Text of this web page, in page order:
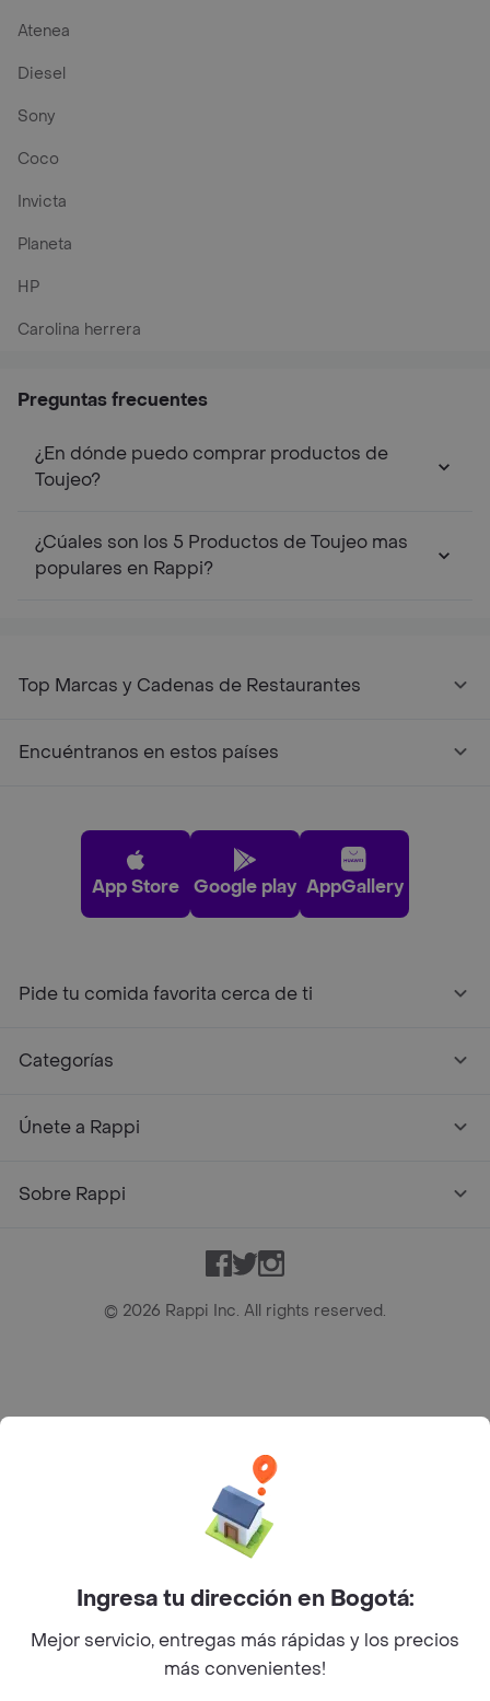
Atenea
Diesel
Sony
Coco
Invicta
Planeta
HP
Carolina herrera
Preguntas frecuentes
¿En dónde puedo comprar productos de
Toujeo?
¿Cúales son los 5 Productos de Toujeo mas
populares en Rappi?
Top Marcas y Cadenas de Restaurantes
Encuéntranos en estos países
App Store Google play AppGallery
Pide tu comida favorita cerca de ti
Categorías
Únete a Rappi
Sobre Rappi
Facebook
TwitterInstagram
© 2026 Rappi Inc. All rights reserved.
Bogotá D.C. --- notificacionesrappi@rappi.com
Ingresa tu dirección en Bogotá:
Mejor servicio, entregas más rápidas y los precios
más convenientes!